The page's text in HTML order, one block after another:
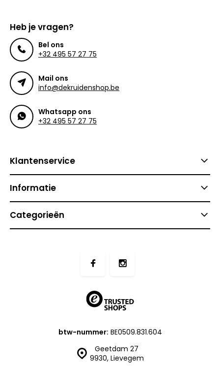
Heb je vragen?
Bel ons
+32 495 57 27 75
Mail ons
info@dekruidenshop.be
Whatsapp ons
+32 495 57 27 75
Klantenservice
Informatie
Categorieën
Geetdam 27
9930, Lievegem
btw-nummer: BE0509.831.604